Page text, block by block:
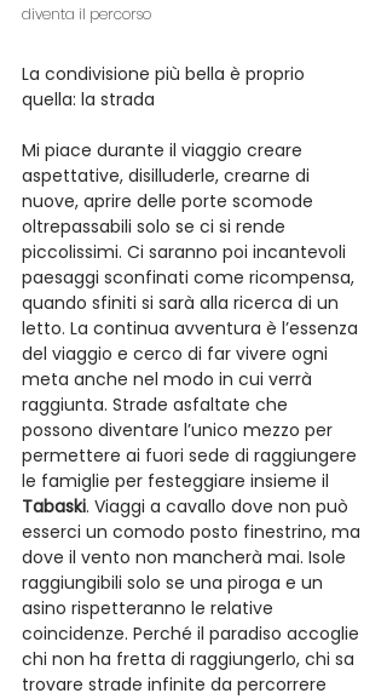
diventa il percorso
La condivisione più bella è proprio
quella: la strada
Mi piace durante il viaggio creare
aspettative, disilluderle, crearne di
nuove, aprire delle porte scomode
oltrepassabili solo se ci si rende
piccolissimi. Ci saranno poi incantevoli
paesaggi sconfinati come ricompensa,
quando sfiniti si sarà alla ricerca di un
letto. La continua avventura è l’essenza
del viaggio e cerco di far vivere ogni
meta anche nel modo in cui verrà
raggiunta. Strade asfaltate che
possono diventare l’unico mezzo per
permettere ai fuori sede di raggiungere
le famiglie per festeggiare insieme il
Tabaski. Viaggi a cavallo dove non può
esserci un comodo posto finestrino, ma
dove il vento non mancherà mai. Isole
raggiungibili solo se una piroga e un
asino rispetteranno le relative
coincidenze. Perché il paradiso accoglie
chi non ha fretta di raggiungerlo, chi sa
trovare strade infinite da percorrere